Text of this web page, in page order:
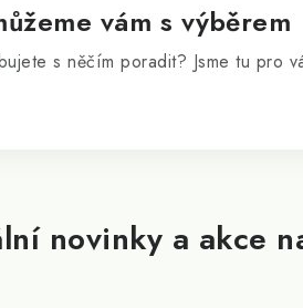
novinky a akce
vám s výběrem
s něčím poradit? Jsme tu pro